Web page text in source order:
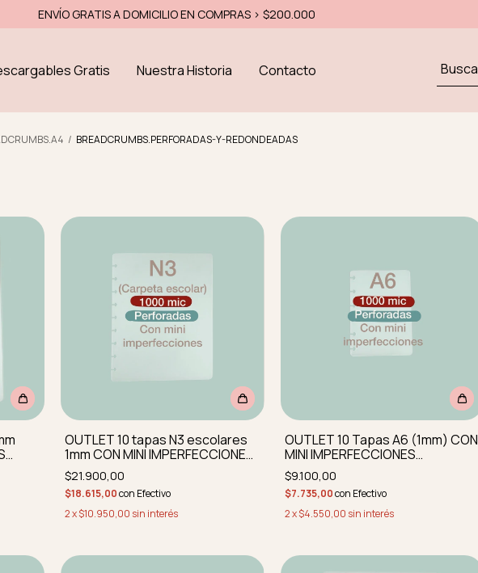
Gratis Nuestra Historia Contacto
/ BREADCRUMBS.PERFORADAS-Y-REDONDEADAS
OUTLET 10 tapas N3 escolares
1mm CON MINI IMPERFECCIONES
perforadas
$21.900,00
$18.615,00con Efectivo
2x$10.950,00 sin interés
OUTLET 10 Tapas A6 (1mm) CON
MINI IMPERFECCIONES
perforadas y redondeadas
$9.100,00
$7.735,00con Efectivo
2x$4.550,00 sin interés